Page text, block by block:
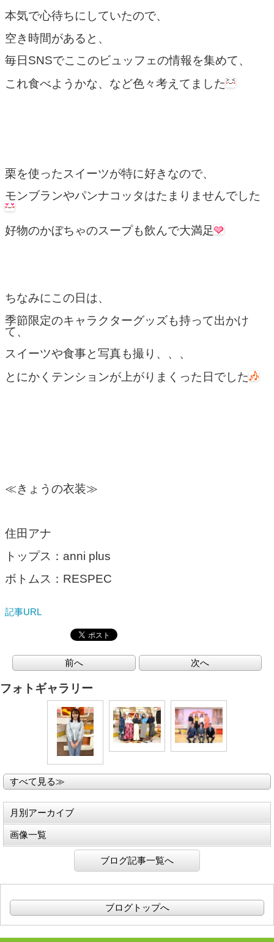
本気で心待ちにしていたので、
空き時間があると、
毎日SNSでここのビュッフェの情報を集めて、
これ食べようかな、など色々考えてました
栗を使ったスイーツが特に好きなので、
モンブランやパンナコッタはたまりませんでした
好物のかぼちゃのスープも飲んで大満足
ちなみにこの日は、
季節限定のキャラクターグッズも持って出かけ
て、
スイーツや食事と写真も撮り、、、
とにかくテンションが上がりまくった日でした
≪きょうの衣装≫
住田アナ
トップス：anni plus
ボトムス：RESPEC
記事URL
前へ 次へ
フォトギャラリー
すべて見る≫
月別アーカイブ
画像一覧
ブログ記事一覧へ
ブログトップへ